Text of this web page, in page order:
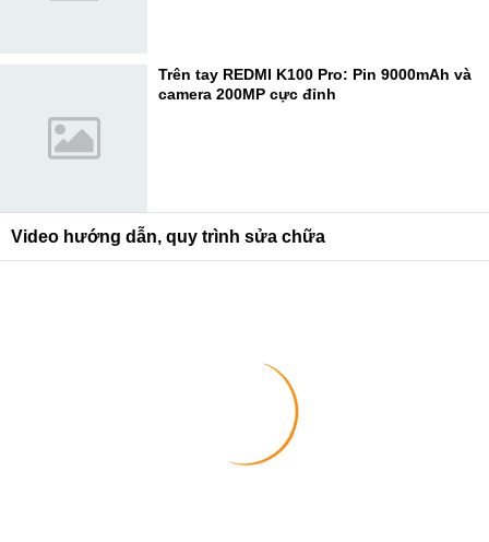
Trên tay REDMI K100 Pro: Pin 9000mAh và
camera 200MP cực đỉnh
Video hướng dẫn, quy trình sửa chữa